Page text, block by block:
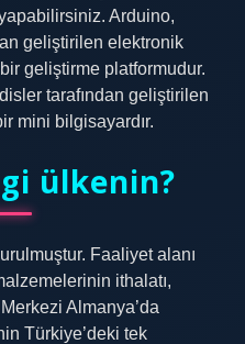
Arduino,
geliştirilen elektronik
bir geliştirme platformudur.
tarafından geliştirilen
mini bilgisayardır.
ülkenin?
Faaliyet alanı
ithalatı,
Almanya’da
Türkiye’deki tek